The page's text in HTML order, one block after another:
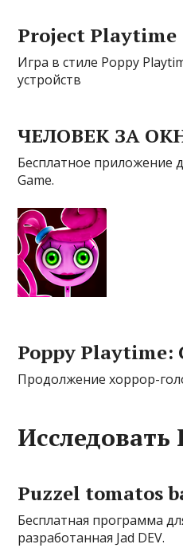
Project Playtime
Игра в стиле Poppy
устройств
ЧЕЛОВЕК ЗА
Бесплатное приложение
Game.
Poppy Playtime:
Продолжение хоррор-
Puzzel tomatos
Бесплатная программа
разработанная Jad DEV.